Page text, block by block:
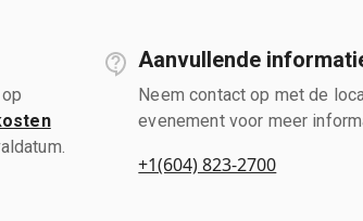
Aanvullende
Neem contact op met de
evenement voor meer
+1(604) 823-2700